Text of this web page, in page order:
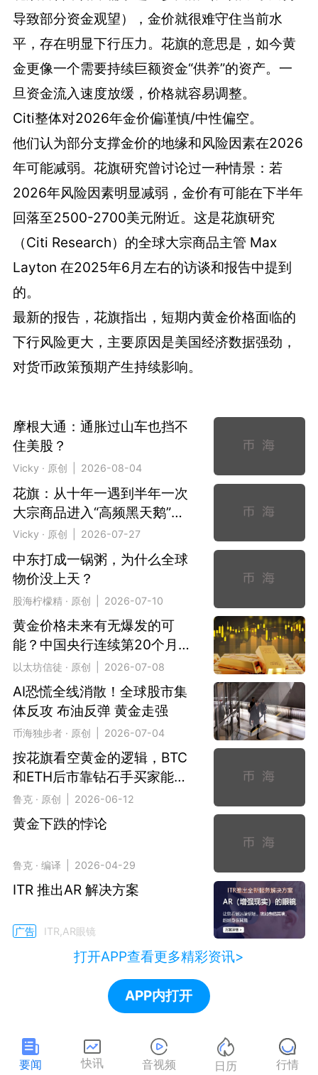
导致部分资金观望），金价就很难守住当前水
平，存在明显下行压力。花旗的意思是，如今黄
金更像一个需要持续巨额资金“供养”的资产。一
旦资金流入速度放缓，价格就容易调整。
Citi整体对2026年金价偏谨慎/中性偏空。
他们认为部分支撑金价的地缘和风险因素在2026
年可能减弱。花旗研究曾讨论过一种情景：若
2026年风险因素明显减弱，金价有可能在下半年
回落至2500-2700美元附近。这是花旗研究
（Citi Research）的全球大宗商品主管 Max
Layton 在2025年6月左右的访谈和报告中提到
的。
最新的报告，花旗指出，短期内黄金价格面临的
下行风险更大，主要原因是美国经济数据强劲，
对货币政策预期产生持续影响。
摩根大通：通胀过山车也挡不
住美股？
Vicky · 原创 | 2026-08-04
花旗：从十年一遇到半年一次
大宗商品进入“高频黑天鹅”时
代？
Vicky · 原创 | 2026-07-27
中东打成一锅粥，为什么全球
物价没上天？
股海柠檬精 · 原创 | 2026-07-10
黄金价格未来有无爆发的可
能？中国央行连续第20个月增
持是支撑
以太坊信徒 · 原创 | 2026-07-08
AI恐慌全线消散！全球股市集
体反攻 布油反弹 黄金走强
币海独步者 · 原创 | 2026-07-04
按花旗看空黄金的逻辑，BTC
和ETH后市靠钻石手买家能不
能守住？
鲁克 · 原创 | 2026-06-12
黄金下跌的悖论
鲁克 · 编译 | 2026-04-29
ITR 推出AR 解决方案
广告 ITR,AR眼镜
打开APP查看更多精彩资讯>
APP内打开
要闻 快讯 音视频 日历 行情